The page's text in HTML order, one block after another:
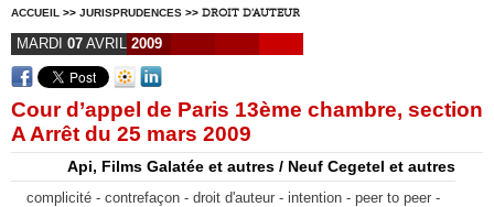
ACCUEIL >> JURISPRUDENCES >> DROIT D'AUTEUR
MARDI 07 AVRIL 2009
Cour d’appel de Paris 13ème chambre, section
A Arrêt du 25 mars 2009
Api, Films Galatée et autres / Neuf Cegetel et autres
complicité - contrefaçon - droit d'auteur - intention - peer to peer -